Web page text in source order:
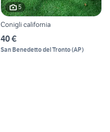
5
Conigli california
40 €
San Benedetto del Tronto(AP)